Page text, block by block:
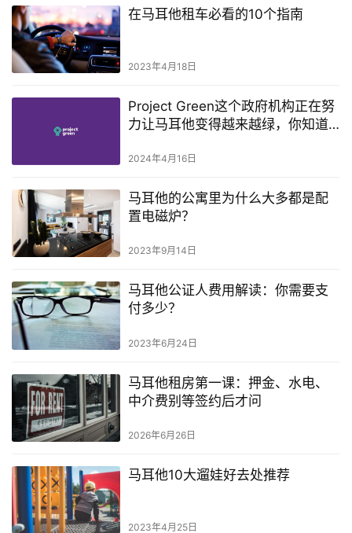
在马耳他租车必看的10个指南
2023年4月18日
Project Green这个政府机构正在努
力让马耳他变得越来越绿，你知道
2024年4月16日
马耳他的公寓里为什么大多都是配
置电磁炉？
2023年9月14日
马耳他公证人费用解读：你需要支
付多少？
2023年6月24日
马耳他租房第一课：押金、水电、
中介费别等签约后才问
2026年6月26日
马耳他10大遛娃好去处推荐
2023年4月25日